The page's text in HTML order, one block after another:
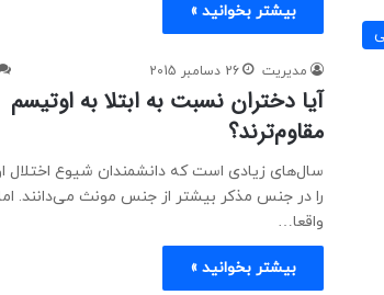
بیشتر بخوانید »
مدیریت 26 دسامبر 2015
آیا دختران نسبت به ابتلا به اوتیسم
مقاوم‌ترند؟
سال‌های زیادی است که دانشمندان شیوع اختلال
را در جنس مذکر بیشتر از جنس مونث می‌دانند.
واقعا…
بیشتر بخوانید »